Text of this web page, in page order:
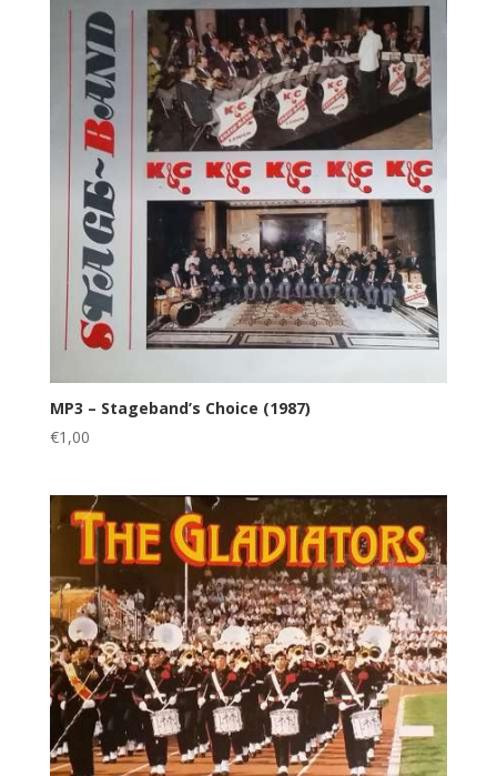
MP3 – Stageband’s Choice (1987)
€1,00